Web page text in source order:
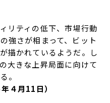
リティの低下、市場行動
強さが相まって、ビット
描かれているようだ。し
大きな上昇局面に向けて
。
４月11日）